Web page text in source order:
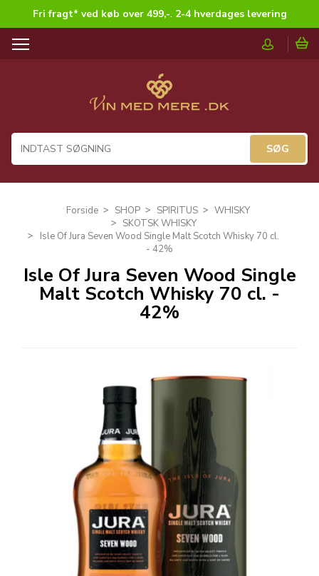
Fri fragt* ved køb over 499,-. 2-4 hverdages levering
T
a
i
o
n
Forside SHOP SPIRITUS
WHISKY
SKOTSK WHISKY
Isle Of Jura Seven Wood Single Malt Scotch Whisky 70 cl.
- 42%
Isle Of Jura Seven Wood Single
Malt Scotch Whisky 70 cl. -
42%